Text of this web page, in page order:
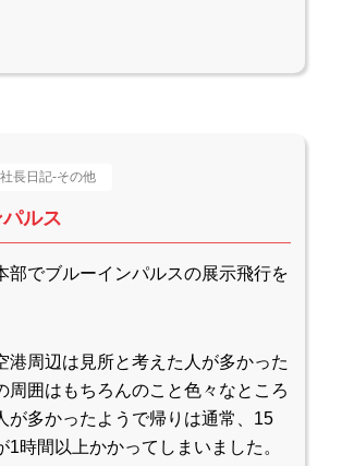
社長日記-その他
ルス
部でブルーインパルスの展示飛行を
港周辺は見所と考えた人が多かった
周囲はもちろんのこと色々なところ
が多かったようで帰りは通常、15
1時間以上かかってしまいました。